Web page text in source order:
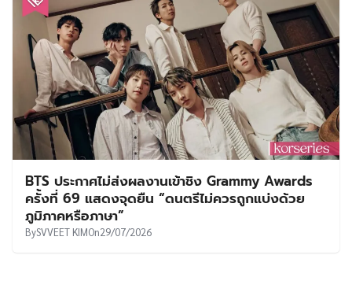
BTS ประกาศไม่ส่งผลงานเข้าชิง Grammy Awards
ครั้งที่ 69 แสดงจุดยืน “ดนตรีไม่ควรถูกแบ่งด้วย
ภูมิภาคหรือภาษา”
BySVVEET KIMOn29/07/2026